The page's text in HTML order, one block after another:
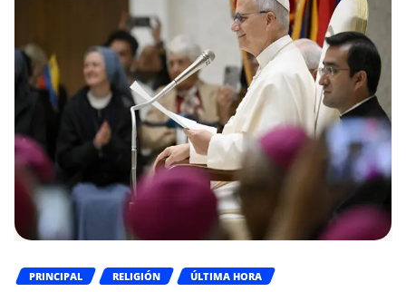
PRINCIPAL RELIGIÓN ÚLTIMA HORA